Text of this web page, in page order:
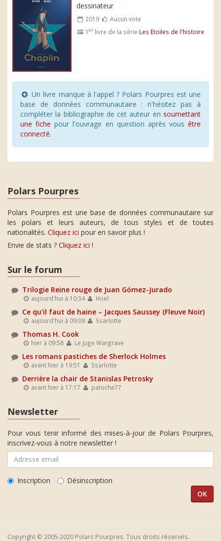
dessinateur
2019
Aucun vote
1er livre de la série Les Etoiles de l'histoire
Un livre manque à l'appel ? Polars Pourpres est une
base de données communautaire : n'hésitez pas à
compléter la bibliographie de cet auteur en soumettant
une fiche pour l'ouvrage en question après vous être
connecté.
Polars Pourpres
Polars Pourpres est une base de données communautaire sur
les polars et leurs auteurs, de tous styles et de toutes
nationalités. Cliquez ici pour en savoir plus !
Envie de stats ? Cliquez ici !
Sur le forum
Trilogie Reine rouge de Juan Gómez-Jurado
aujourd'hui à 10:34 Hoel
Ce qu'il faut de haine – Jacques Saussey (Fleuve Noir)
aujourd'hui à 09:09 Ssarlotte
Thomas H. Cook
hier à 09:58 Le Juge Wargrave
Les romans pastiches de Sherlock Holmes
avant hier à 19:51 Ssarlotte
Derrière la chair de Stanislas Petrosky
avant hier à 17:17 patoche77
Newsletter
Pour vous tenir informé des mises-à-jour de Polars Pourpres,
inscrivez-vous à notre newsletter !
Inscription Désinscription
Copyright © 2005-2020 Polars Pourpres. Tous droits réservés.